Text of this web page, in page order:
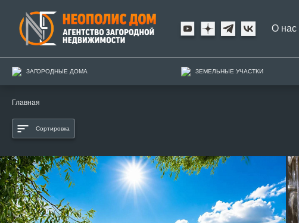
О нас
ЗАГОРОДНЫЕ ДОМА ЗЕМЕЛЬНЫЕ УЧАСТКИ
Главная
Сортировка